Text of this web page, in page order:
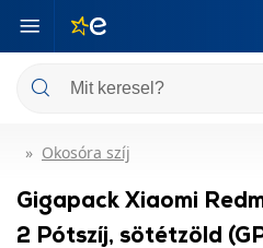
Okosóra szíj
Gigapack Xiaomi
2 Pótszíj, sötétzöld